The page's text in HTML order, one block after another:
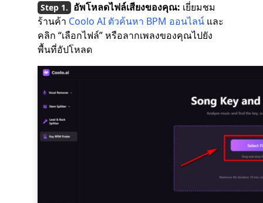
อัพโหลดไฟล์เสียงของคุณ: เยี่ยมชม
ร้านค้า Coolo AI ตัวค้นหา BPM ออนไลน์ และ
คลิก “เลือกไฟล์” หรือลากเพลงของคุณไปยัง
พื้นที่อัปโหลด